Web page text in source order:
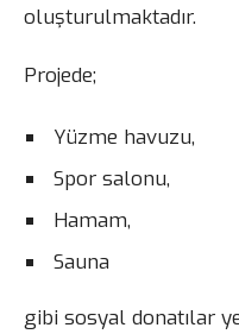
oluşturulmaktadır.
Projede;
Yüzme havuzu,
Spor salonu,
Hamam,
Sauna
gibi sosyal donatılar